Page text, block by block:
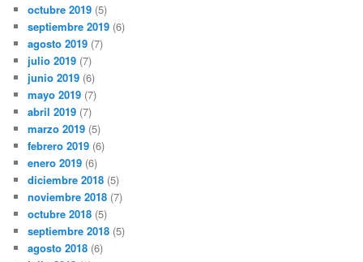
octubre 2019 (5)
septiembre 2019 (6)
agosto 2019 (7)
julio 2019 (7)
junio 2019 (6)
mayo 2019 (7)
abril 2019 (7)
marzo 2019 (5)
febrero 2019 (6)
enero 2019 (6)
diciembre 2018 (5)
noviembre 2018 (7)
octubre 2018 (5)
septiembre 2018 (5)
agosto 2018 (6)